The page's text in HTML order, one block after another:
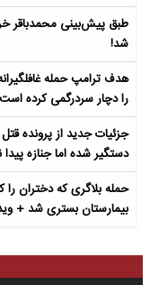
طبق پیش‌بینی محمدباقر
شد!
هدف ترامپ حمله
را دچار سردرگمی کرده
جزئیات جدید از پرونده
دستگیر شده اما جنازه
حمله بلاگری که دختران
بیمارستان بستری شد +